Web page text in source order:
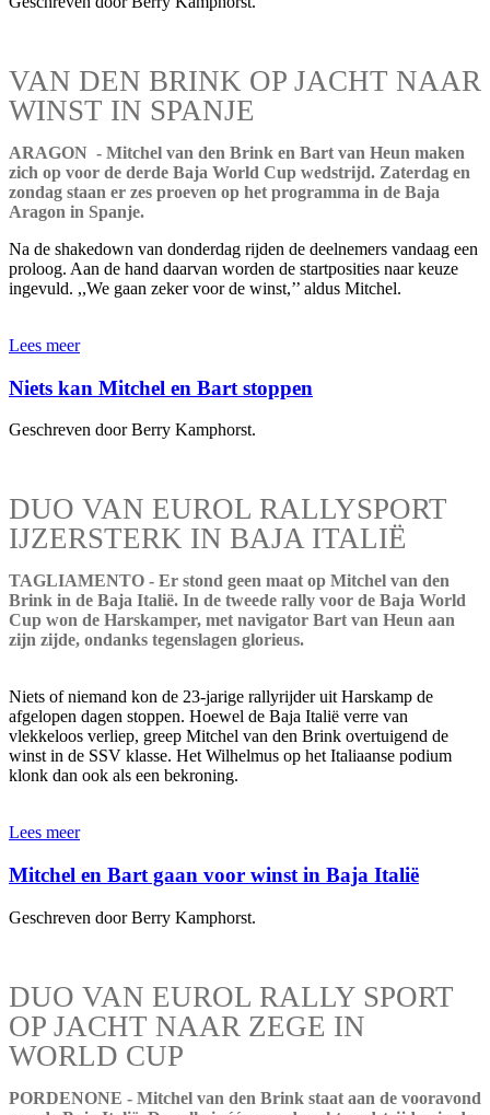
VAN DEN BRINK OP JACHT NAAR
WINST IN SPANJE
ARAGON - Mitchel van den Brink en Bart van Heun maken
zich op voor de derde Baja World Cup wedstrijd. Zaterdag en
zondag staan er zes proeven op het programma in de Baja
Aragon in Spanje.
Na de shakedown van donderdag rijden de deelnemers vandaag een
proloog. Aan de hand daarvan worden de startposities naar keuze
ingevuld. ,,We gaan zeker voor de winst,’’ aldus Mitchel.
Lees meer
Niets kan Mitchel en Bart stoppen
Geschreven door Berry Kamphorst.
DUO VAN EUROL RALLYSPORT
IJZERSTERK IN BAJA ITALIË
TAGLIAMENTO - Er stond geen maat op Mitchel van den
Brink in de Baja Italië. In de tweede rally voor de Baja World
Cup won de Harskamper, met navigator Bart van Heun aan
zijn zijde, ondanks tegenslagen glorieus.
Niets of niemand kon de 23-jarige rallyrijder uit Harskamp de
afgelopen dagen stoppen. Hoewel de Baja Italië verre van
vlekkeloos verliep, greep Mitchel van den Brink overtuigend de
winst in de SSV klasse. Het Wilhelmus op het Italiaanse podium
klonk dan ook als een bekroning.
Lees meer
Mitchel en Bart gaan voor winst in Baja Italië
Geschreven door Berry Kamphorst.
DUO VAN EUROL RALLY SPORT
OP JACHT NAAR ZEGE IN
WORLD CUP
PORDENONE - Mitchel van den Brink staat aan de vooravond